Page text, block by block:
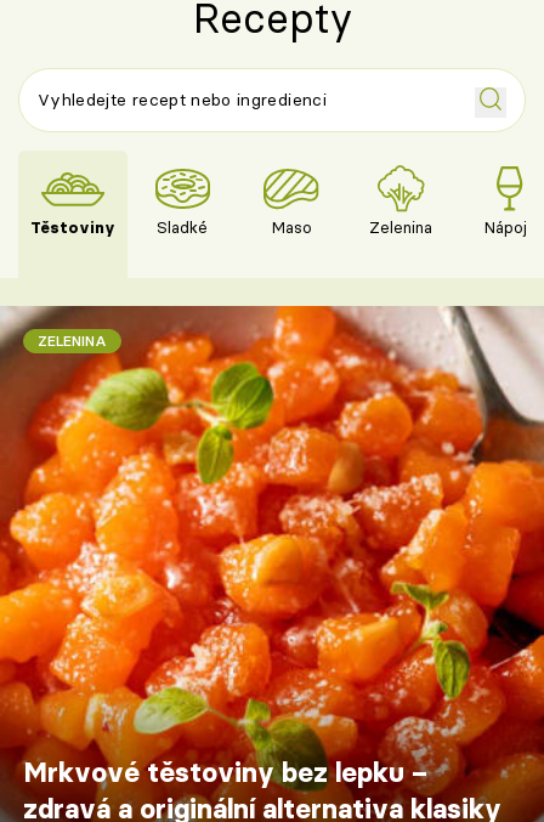
Recepty
Těstoviny Sladké Maso Zelenina Nápoje
ZELENINA
Mrkvové těstoviny bez lepku –
zdravá a originální alternativa klasiky